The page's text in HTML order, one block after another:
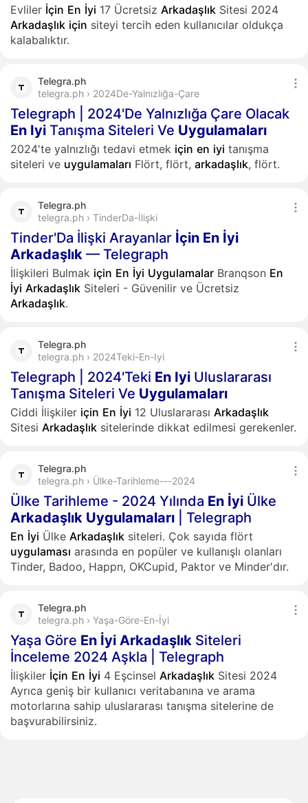
Evliler İçin En İyi 17 Ücretsiz Arkadaşlık Sitesi 2024
Arkadaşlık için siteyi tercih eden kullanıcılar oldukça
kalabalıktır.
Telegra.ph
telegra.ph › 2024De-Yalnızlığa-Çare
Telegraph | 2024'De Yalnızlığa Çare Olacak
En Iyi Tanışma Siteleri Ve Uygulamaları
2024'te yalnızlığı tedavi etmek için en iyi tanışma
siteleri ve uygulamaları Flört, flört, arkadaşlık, flört.
Telegra.ph
telegra.ph › TinderDa-İlişki
Tinder'Da İlişki Arayanlar İçin En İyi
Arkadaşlık — Telegraph
İlişkileri Bulmak için En İyi Uygulamalar Branqson En
İyi Arkadaşlık Siteleri - Güvenilir ve Ücretsiz
Arkadaşlık.
Telegra.ph
telegra.ph › 2024Teki-En-Iyi
Telegraph | 2024'Teki En Iyi Uluslararası
Tanışma Siteleri Ve Uygulamaları
Ciddi İlişkiler için En İyi 12 Uluslararası Arkadaşlık
Sitesi Arkadaşlık sitelerinde dikkat edilmesi gerekenler.
Telegra.ph
telegra.ph › Ülke-Tarihleme---2024
Ülke Tarihleme - 2024 Yılında En İyi Ülke
Arkadaşlık Uygulamaları | Telegraph
En İyi Ülke Arkadaşlık siteleri. Çok sayıda flört
uygulaması arasında en popüler ve kullanışlı olanları
Tinder, Badoo, Happn, OKCupid, Paktor ve Minder'dır.
Telegra.ph
telegra.ph › Yaşa-Göre-En-İyi
Yaşa Göre En İyi Arkadaşlık Siteleri
İnceleme 2024 Aşkla | Telegraph
İlişkiler İçin En İyi 4 Eşcinsel Arkadaşlık Sitesi 2024
Ayrıca geniş bir kullanıcı veritabanına ve arama
motorlarına sahip uluslararası tanışma sitelerine de
başvurabilirsiniz.